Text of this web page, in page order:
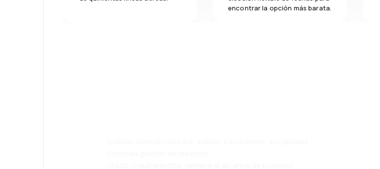
encontrar la opción más barata.